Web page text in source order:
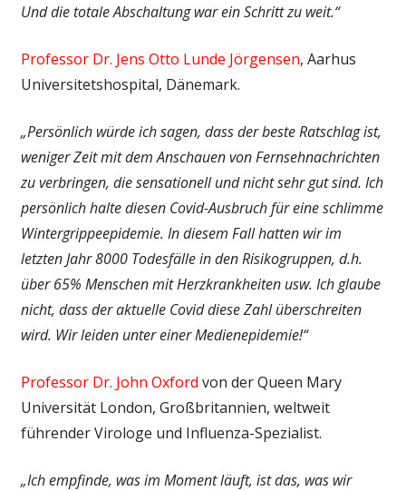
Und die totale Abschaltung war ein Schritt zu weit.“
Professor Dr. Jens Otto Lunde Jörgensen, Aarhus
Universitetshospital, Dänemark.
„Persönlich würde ich sagen, dass der beste Ratschlag ist,
weniger Zeit mit dem Anschauen von Fernsehnachrichten
zu verbringen, die sensationell und nicht sehr gut sind. Ich
persönlich halte diesen Covid-Ausbruch für eine schlimme
Winter­grippe­epidemie. In diesem Fall hatten wir im
letzten Jahr 8000 Todesfälle in den Risikogruppen, d.h.
über 65% Menschen mit Herzkrankheiten usw. Ich glaube
nicht, dass der aktuelle Covid diese Zahl überschreiten
wird. Wir leiden unter einer Medienepidemie!“
Professor Dr. John Oxford von der Queen Mary
Universität London, Großbritannien, weltweit
führender Virologe und Influenza-Spezialist.
„Ich empfinde, was im Moment läuft, ist das, was wir